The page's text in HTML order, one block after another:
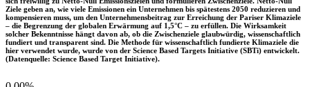
Ziele geben an, wie viele Emissionen ein Unternehmen bis spätestens 2050 reduzieren und
kompensieren muss, um den Unternehmensbeitrag zur Erreichung der Pariser Klimaziele
– die Begrenzung der globalen Erwärmung auf 1,5°C – zu erfüllen. Die Wirksamkeit
solcher Bekenntnisse hängt davon ab, ob die Zwischenziele glaubwürdig, wissenschaftlich
fundiert und transparent sind. Die Methode für wissenschaftlich fundierte Klimaziele die
hier verwendet wurde, wurde von der Science Based Targets Initiative (SBTi) entwickelt.
(Datenquelle: Science Based Target Initiative).